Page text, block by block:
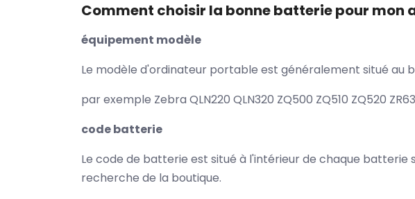
Comment choisir la bonne batterie pour mon
équipement modèle
Le modèle d'ordinateur portable est généralement situé au
par exemple Zebra QLN220 QLN320 ZQ500 ZQ510 ZQ520
code batterie
Le code de batterie est situé à l'intérieur de chaque batterie
recherche de la boutique.